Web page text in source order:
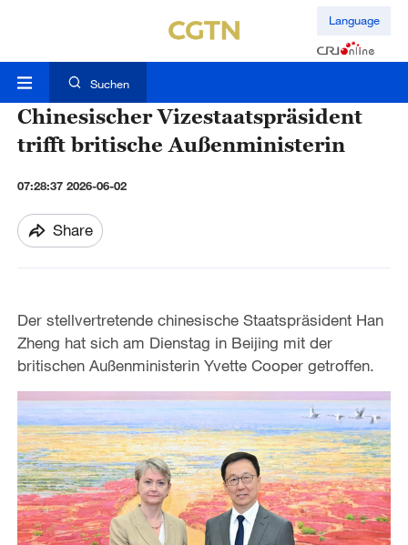
Language
Suchen
Chinesischer Vizestaatspräsident
trifft britische Außenministerin
07:28:37 2026-06-02
Share
Der stellvertretende chinesische Staatspräsident Han
Zheng hat sich am Dienstag in Beijing mit der
britischen Außenministerin Yvette Cooper getroffen.